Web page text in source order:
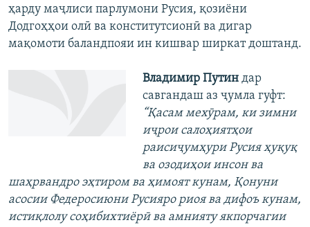
ҳарду маҷлиси парлумони Русия, қозиёни
Додгоҳҳои олӣ ва конститутсионӣ ва дигар
мақомоти баландпояи ин кишвар ширкат доштанд.
Владимир Путин дар
савгандаш аз ҷумла гуфт:
“Қасам мехӯрам, ки зимни
иҷрои салоҳиятҳои
раисиҷумҳури Русия ҳуқуқ
ва озодиҳои инсон ва
шаҳрвандро эҳтиром ва ҳимоят кунам, Қонуни
асосии Федеросиюни Русияро риоя ва дифоъ кунам,
истиқлолу соҳибихтиёрӣ ва амнияту якпорчагии